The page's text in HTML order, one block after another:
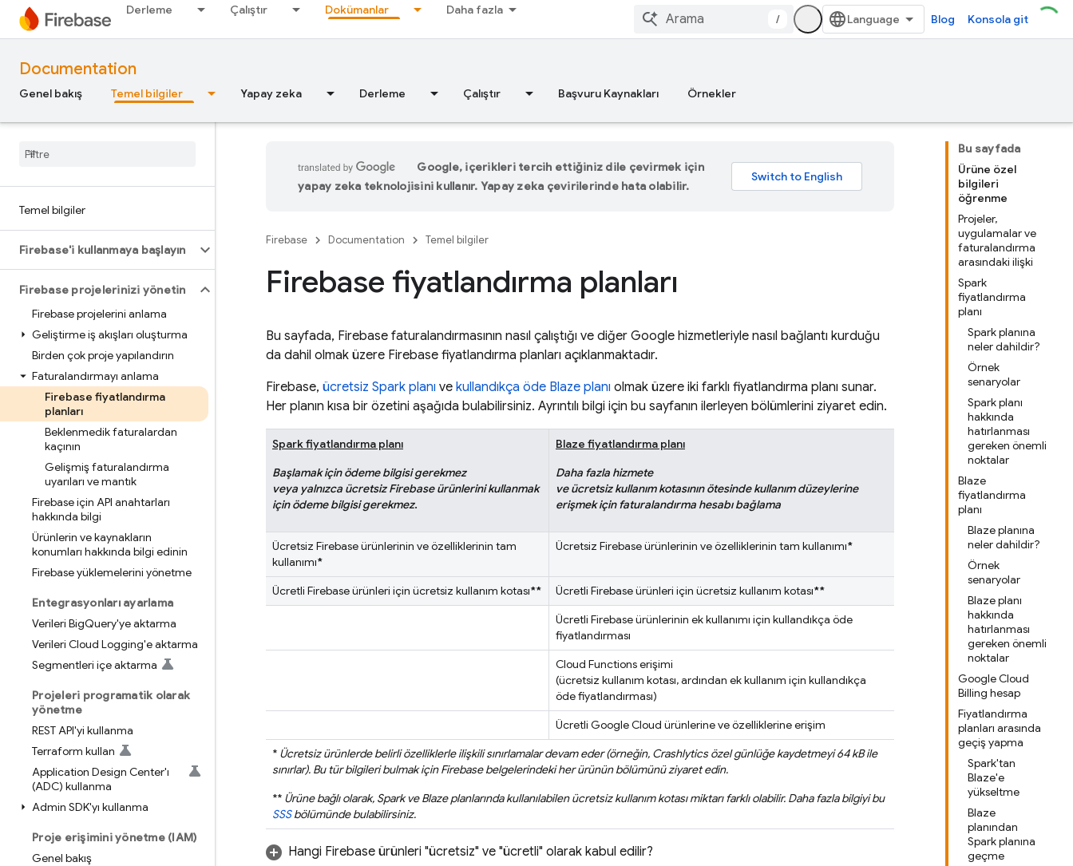
Derleme Çalıştır Dokümanlar Daha fazla
/ Blog Konsola git
Documentation
Genel bakış Temel bilgiler Yapay zeka Derleme Çalıştır Başvuru Kaynakları Örnekler
Temel bilgiler
Firebase'i kullanmaya başlayın
Firebase projelerinizi yönetin
Firebase projelerini anlama
Geliştirme iş akışları oluşturma
Birden çok proje yapılandırın
Faturalandırmayı anlama
Firebase fiyatlandırma
planları
Beklenmedik faturalardan
kaçının
Gelişmiş faturalandırma
uyarıları ve mantık
Firebase için API anahtarları
hakkında bilgi
Ürünlerin ve kaynakların
konumları hakkında bilgi edinin
Firebase yüklemelerini yönetme
Entegrasyonları ayarlama
Verileri BigQuery'ye aktarma
Verileri Cloud Logging'e aktarma
Segmentleri içe aktarma
Projeleri programatik olarak
yönetme
REST API'yi kullanma
Terraform kullan
Application Design Center'ı
(ADC) kullanma
Admin SDK'yı kullanma
Proje erişimini yönetme (IAM)
Genel bakış
Bu sayfada
Ürüne özel
bilgileri
öğrenme
Projeler,
uygulamalar ve
faturalandırma
arasındaki ilişki
Spark
fiyatlandırma
planı
Spark planına
neler dahildir?
Örnek
senaryolar
Spark planı
hakkında
hatırlanması
gereken önemli
noktalar
Blaze
fiyatlandırma
planı
Blaze planına
neler dahildir?
Örnek
senaryolar
Blaze planı
hakkında
hatırlanması
gereken önemli
noktalar
Google Cloud
Billing hesap
Fiyatlandırma
planları arasında
geçiş yapma
Spark'tan
Blaze'e
yükseltme
Blaze
planından
Spark planına
geçme
Google, içerikleri tercih ettiğiniz dile çevirmek için
yapay zeka teknolojisini kullanır. Yapay zeka çevirilerinde hata olabilir.
Firebase Documentation Temel bilgiler
Firebase fiyatlandırma planları
Bu sayfada, Firebase faturalandırmasının nasıl çalıştığı ve diğer Google hizmetleriyle nasıl bağlantı kurduğu
da dahil olmak üzere Firebase fiyatlandırma planları açıklanmaktadır.
Firebase, ücretsiz Spark planı ve kullandıkça öde Blaze planı olmak üzere iki farklı fiyatlandırma planı sunar.
Her planın kısa bir özetini aşağıda bulabilirsiniz. Ayrıntılı bilgi için bu sayfanın ilerleyen bölümlerini ziyaret edin.
Spark fiyatlandırma planı
Başlamak için ödeme bilgisi gerekmez
veya yalnızca ücretsiz Firebase ürünlerini kullanmak
için ödeme bilgisi gerekmez.
Blaze fiyatlandırma planı
Daha fazla hizmete
ve ücretsiz kullanım kotasının ötesinde kullanım düzeylerine
erişmek için faturalandırma hesabı bağlama
Ücretsiz Firebase ürünlerinin ve özelliklerinin tam
kullanımı*
Ücretsiz Firebase ürünlerinin ve özelliklerinin tam kullanımı*
Ücretli Firebase ürünleri için ücretsiz kullanım kotası** Ücretli Firebase ürünleri için ücretsiz kullanım kotası**
Ücretli Firebase ürünlerinin ek kullanımı için kullandıkça öde
fiyatlandırması
Cloud Functionserişimi
(ücretsiz kullanım kotası, ardından ek kullanım için kullandıkça
öde fiyatlandırması)
Ücretli Google Cloud ürünlerine ve özelliklerine erişim
* Ücretsiz ürünlerde belirli özelliklerle ilişkili sınırlamalar devam eder (örneğin, Crashlyticsözel günlüğe kaydetmeyi 64 kB ile
sınırlar). Bu tür bilgileri bulmak için Firebase belgelerindeki her ürünün bölümünü ziyaret edin.
** Ürüne bağlı olarak, Spark ve Blaze planlarında kullanılabilen ücretsiz kullanım kotası miktarı farklı olabilir. Daha fazla bilgiyi bu
SSSbölümünde bulabilirsiniz.
Hangi Firebase ürünleri "ücretsiz" ve "ücretli" olarak kabul edilir?